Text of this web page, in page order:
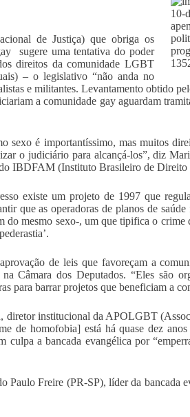
de Justiça) que obriga os
sugere uma tentativa do poder
direitos da comunidade LGBT
– o legislativo “não anda no
e militantes. Levantamento obtido
a comunidade gay aguardam
sexo é importantíssimo, mas muitos
o judiciário para alcançá-los”, diz
IBDFAM (Instituto Brasileiro de Direito
existe um projeto de 1997 que
que as operadoras de planos de
do mesmo sexo-, um que tipifica o
de leis que favoreçam a
Câmara dos Deputados. “Eles são
para barrar projetos que beneficiam a
diretor institucional da APOLGBT
de homofobia] está há quase dez
culpa a bancada evangélica por
Paulo Freire (PR-SP), líder da bancada